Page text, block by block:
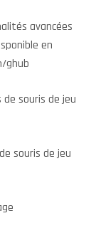
avancées
en
ghub
souris de jeu
souris de jeu